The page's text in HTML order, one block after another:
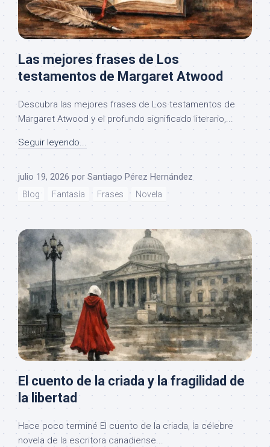
Las mejores frases de Los
testamentos de Margaret Atwood
Descubra las mejores frases de Los testamentos de
Margaret Atwood y el profundo significado literario,...
Seguir leyendo...
julio 19, 2026 por Santiago Pérez Hernández
Blog Fantasía Frases Novela
El cuento de la criada y la fragilidad de
la libertad
Hace poco terminé El cuento de la criada, la célebre
novela de la escritora canadiense...